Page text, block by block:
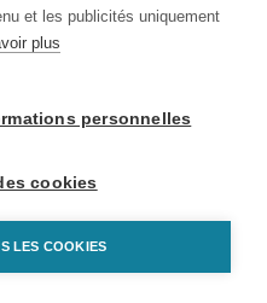
et les publicités uniquement
plus
personnelles
cookies
LES COOKIES